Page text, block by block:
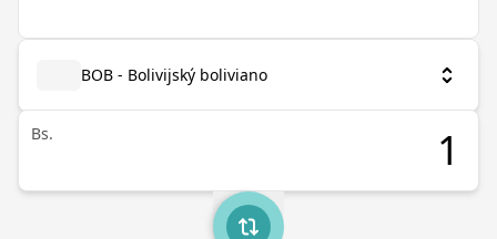
BOB - Bolivijský boliviano
Bs.